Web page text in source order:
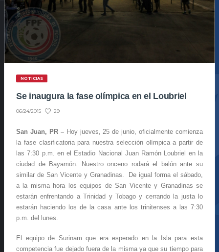
NOTICIAS
Se inaugura la fase olímpica en el Loubriel
06/24/2015 29
San Juan, PR –Hoy jueves, 25 de junio, oficialmente comienza
la fase clasificatoria para nuestra selección olímpica a partir de
las 7:30 p.m. en el Estadio Nacional Juan Ramón Loubriel en la
ciudad de Bayamón. Nuestro onceno rodará el balón ante su
similar de San Vicente y Granadinas. De igual forma el sábado,
a la misma hora los equipos de San Vicente y Granadinas se
estarán enfrentando a Trinidad y Tobago y cerrando la justa lo
estarán haciendo los de la casa ante los trinitenses a las 7:30
p.m. del lunes.
El equipo de Surinam que era esperado en la Isla para esta
competencia fue dejado fuera de la misma ya que su tiempo para